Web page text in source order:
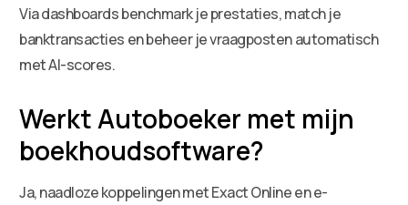
Via dashboards benchmark je prestaties, match je
banktransacties en beheer je vraagposten automatisch
met AI-scores.
Werkt Autoboeker met mijn
boekhoudsoftware?
Ja, naadloze koppelingen met Exact Online en e-